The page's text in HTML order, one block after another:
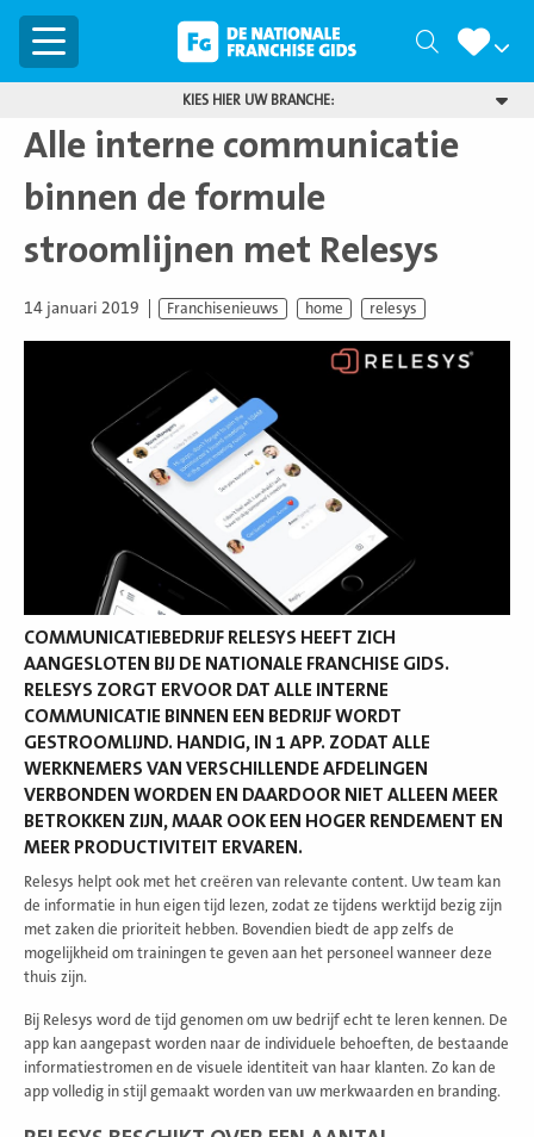
Menu Zoeken
KIES HIER UW BRANCHE:
Alle interne communicatie
binnen de formule
stroomlijnen met Relesys
14 januari 2019 Franchisenieuws home relesys
COMMUNICATIEBEDRIJF RELESYS HEEFT ZICH
AANGESLOTEN BIJ DE NATIONALE FRANCHISE GIDS.
RELESYS ZORGT ERVOOR DAT ALLE INTERNE
COMMUNICATIE BINNEN EEN BEDRIJF WORDT
GESTROOMLIJND. HANDIG, IN 1 APP. ZODAT ALLE
WERKNEMERS VAN VERSCHILLENDE AFDELINGEN
VERBONDEN WORDEN EN DAARDOOR NIET ALLEEN MEER
BETROKKEN ZIJN, MAAR OOK EEN HOGER RENDEMENT EN
MEER PRODUCTIVITEIT ERVAREN.
Relesys helpt ook met het creëren van relevante content. Uw team kan
de informatie in hun eigen tijd lezen, zodat ze tijdens werktijd bezig zijn
met zaken die prioriteit hebben. Bovendien biedt de app zelfs de
mogelijkheid om trainingen te geven aan het personeel wanneer deze
thuis zijn.
Bij Relesys word de tijd genomen om uw bedrijf echt te leren kennen. De
app kan aangepast worden naar de individuele behoeften, de bestaande
informatiestromen en de visuele identiteit van haar klanten. Zo kan de
app volledig in stijl gemaakt worden van uw merkwaarden en branding.